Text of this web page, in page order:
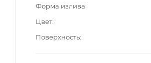
Форма излива
Цвет
Поверхность